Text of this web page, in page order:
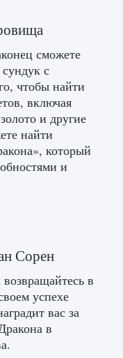
Force
0 0
в
0 0
сможете
с
чтобы найти
включая
и другие
найти
который
и
Сорен
в
успехе
вас за
в